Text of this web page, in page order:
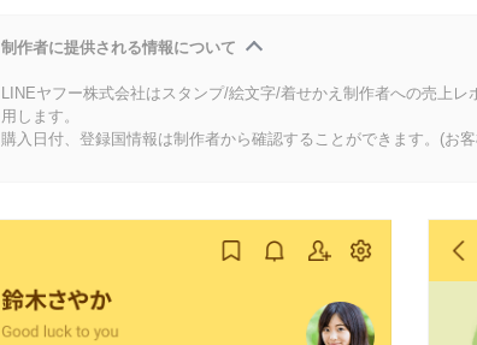
制作者に提供される情報について
LINEヤフー株式会社はスタンプ/絵文字/着せかえ制作者への売上
用します。
購入日付、登録国情報は制作者から確認することができます。(お